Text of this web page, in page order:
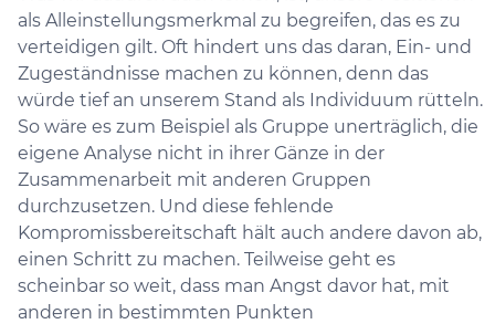
als Alleinstellungsmerkmal zu begreifen, das es zu
verteidigen gilt. Oft hindert uns das daran, Ein- und
Zugeständnisse machen zu können, denn das
würde tief an unserem Stand als Individuum rütteln.
So wäre es zum Beispiel als Gruppe unerträglich, die
eigene Analyse nicht in ihrer Gänze in der
Zusammenarbeit mit anderen Gruppen
durchzusetzen. Und diese fehlende
Kompromissbereitschaft hält auch andere davon ab,
einen Schritt zu machen. Teilweise geht es
scheinbar so weit, dass man Angst davor hat, mit
anderen in bestimmten Punkten